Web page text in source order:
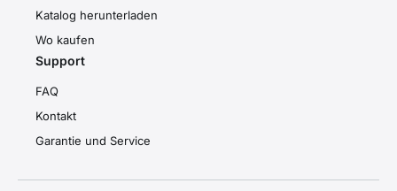
Katalog herunterladen
Wo kaufen
Support
FAQ
Kontakt
Garantie und Service